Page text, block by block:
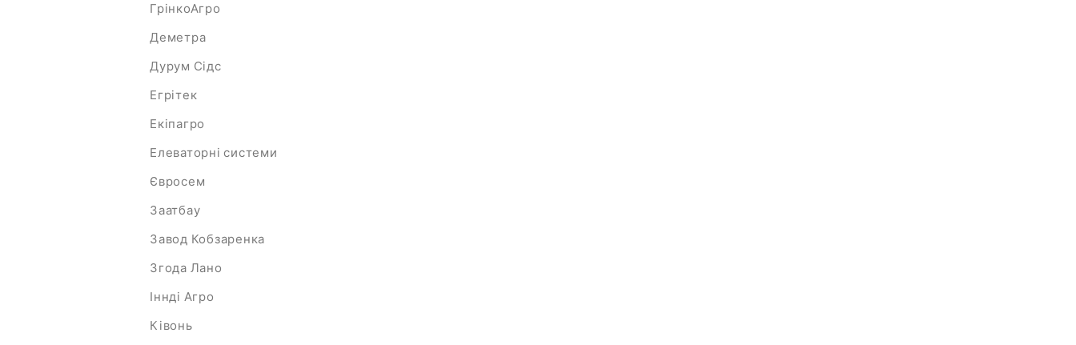
ГрінкоАгро
Деметра
Дурум Сідс
Егрітек
Екіпагро
Елеваторні системи
Євросем
Заатбау
Завод Кобзаренка
Згода Лано
Іннді Агро
Ківонь